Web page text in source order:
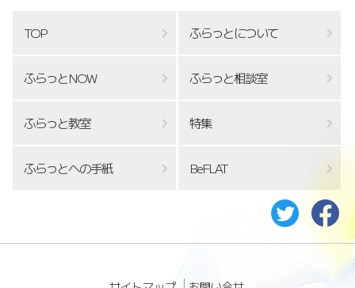
TOP ふらっとについて
ふらっとNOW ふらっと相談室
ふらっと教室 特集
ふらっとへの手紙 BeFLAT